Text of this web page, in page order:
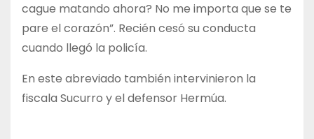
cague matando ahora? No me importa que se te
pare el corazón”. Recién cesó su conducta
cuando llegó la policía.
En este abreviado también intervinieron la
fiscala Sucurro y el defensor Hermúa.